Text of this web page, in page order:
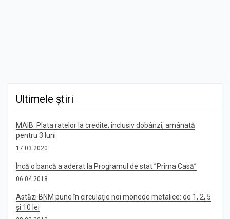
Ultimele știri
MAIB: Plata ratelor la credite, inclusiv dobânzi, amânată
pentru 3 luni
17.03.2020
Încă o bancă a aderat la Programul de stat ”Prima Casă”
06.04.2018
Astăzi BNM pune în circulație noi monede metalice: de 1, 2, 5
și 10 lei